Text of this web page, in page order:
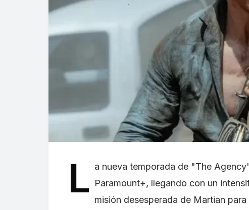
L a nueva temporada de "The
Paramount+, llegando con un
misión desesperada de Martian